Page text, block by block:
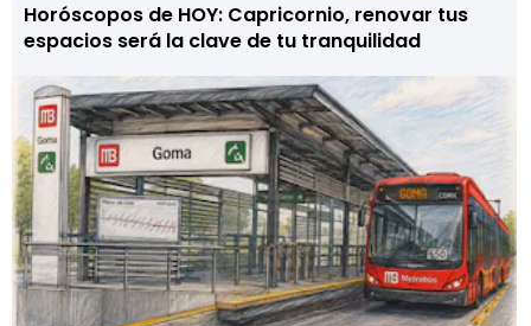
Horóscopos de HOY: Capricornio, renovar tus
espacios será la clave de tu tranquilidad